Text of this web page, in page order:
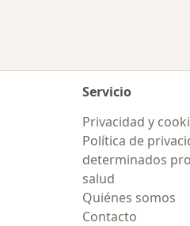
Servicio
Privacidad y
Política de
determinados
salud
Quiénes somos
Contacto